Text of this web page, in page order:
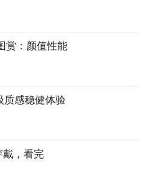
赏：颜值性能
质感稳健体验
戴，看完